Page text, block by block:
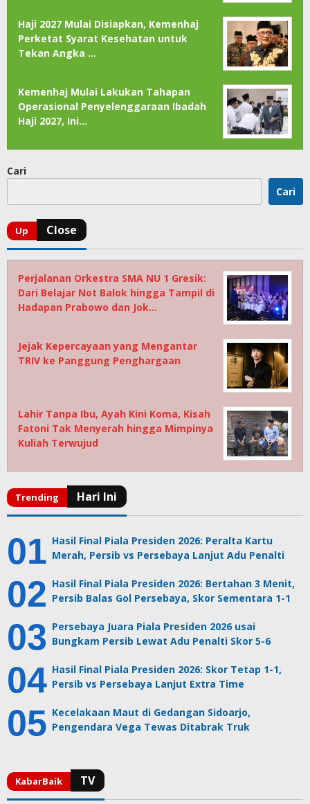
Haji 2027 Mulai Disiapkan, Kemenhaj
Perketat Syarat Kesehatan untuk
Tekan Angka …
Kemenhaj Mulai Lakukan Tahapan
Operasional Penyelenggaraan Ibadah
Haji 2027, Ini…
Cari
Cari
Perjalanan Orkestra SMA NU 1 Gresik:
Dari Belajar Not Balok hingga Tampil di
Hadapan Prabowo dan Jok…
Jejak Kepercayaan yang Mengantar
TRIV ke Panggung Penghargaan
Lahir Tanpa Ibu, Ayah Kini Koma, Kisah
Fatoni Tak Menyerah hingga Mimpinya
Kuliah Terwujud
Hasil Final Piala Presiden 2026: Peralta Kartu
Merah, Persib vs Persebaya Lanjut Adu Penalti
Hasil Final Piala Presiden 2026: Bertahan 3 Menit,
Persib Balas Gol Persebaya, Skor Sementara 1-1
Persebaya Juara Piala Presiden 2026 usai
Bungkam Persib Lewat Adu Penalti Skor 5-6
Hasil Final Piala Presiden 2026: Skor Tetap 1-1,
Persib vs Persebaya Lanjut Extra Time
Kecelakaan Maut di Gedangan Sidoarjo,
Pengendara Vega Tewas Ditabrak Truk